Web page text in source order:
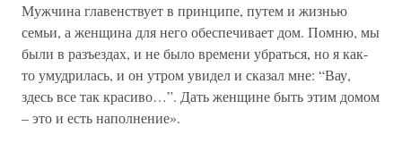
Мужчина главенствует в принципе, путем и жизнью
семьи, а женщина для него обеспечивает дом. Помню, мы
были в разъездах, и не было времени убраться, но я как-
то умудрилась, и он утром увидел и сказал мне: “Вау,
здесь все так красиво…”. Дать женщине быть этим домом
– это и есть наполнение».